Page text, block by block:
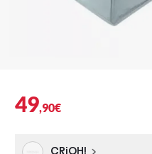
49,90€
CRiOH!